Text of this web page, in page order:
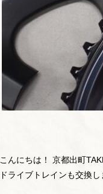
こんにちは！ 京都出町
ドライブトレインも交換し